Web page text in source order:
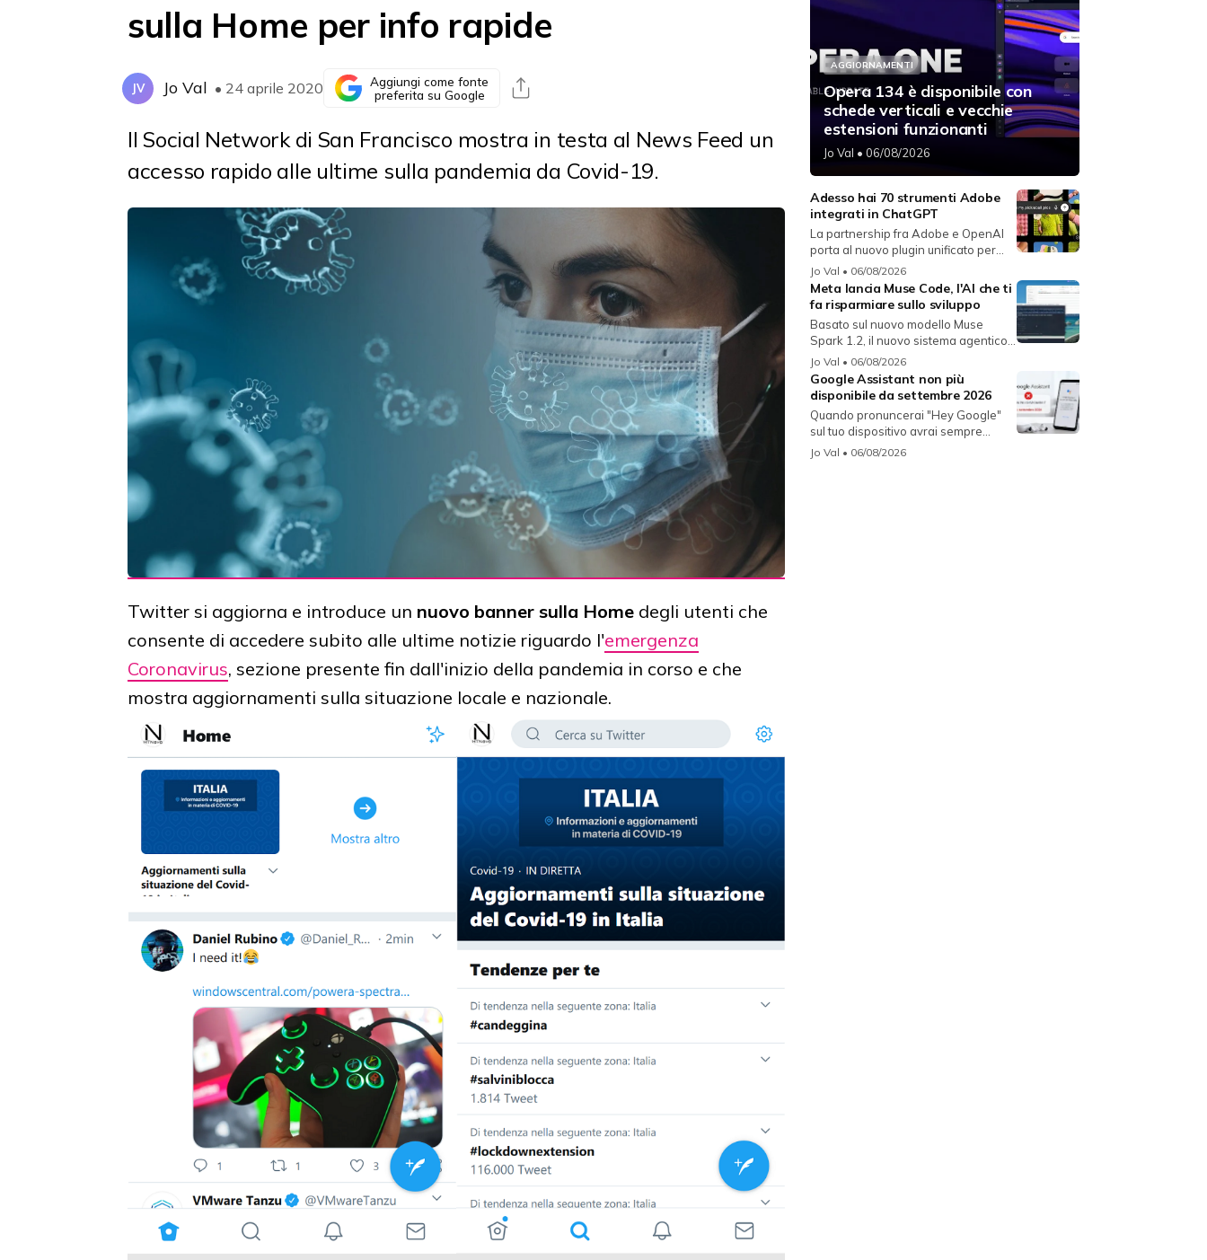
sulla Home per info rapide
JV Jo Val • 24 aprile 2020
Aggiungi come fonte
preferita su Google
Il Social Network di San Francisco mostra in testa al News Feed un
accesso rapido alle ultime sulla pandemia da Covid-19.
Twitter si aggiorna e introduce un nuovo banner sulla Home degli utenti che
consente di accedere subito alle ultime notizie riguardo l'emergenza
Coronavirus, sezione presente fin dall'inizio della pandemia in corso e che
mostra aggiornamenti sulla situazione locale e nazionale.
AGGIORNAMENTI
Opera 134 è disponibile con
schede verticali e vecchie
estensioni funzionanti
Jo Val • 06/08/2026
Adesso hai 70 strumenti Adobe
integrati in ChatGPT
La partnership fra Adobe e OpenAI
porta al nuovo plugin unificato per...
Jo Val • 06/08/2026
Meta lancia Muse Code, l'AI che ti
fa risparmiare sullo sviluppo
Basato sul nuovo modello Muse
Spark 1.2, il nuovo sistema agentico
fun...
Jo Val • 06/08/2026
Google Assistant non più
disponibile da settembre 2026
Quando pronuncerai "Hey Google"
sul tuo dispositivo avrai sempre
Gemin...
Jo Val • 06/08/2026